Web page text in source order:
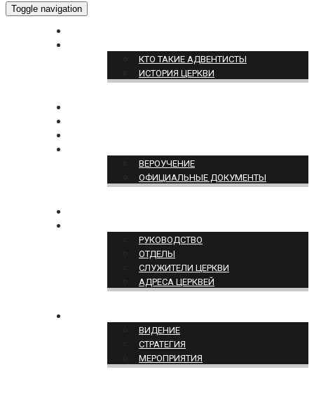
Toggle navigation
КТО ТАКИЕ АДВЕНТИСТЫ
ИСТОРИЯ ЦЕРКВИ
ВЕРОУЧЕНИЕ
ОФИЦИАЛЬНЫЕ ДОКУМЕНТЫ
РУКОВОДСТВО
ОТДЕЛЫ
СЛУЖИТЕЛИ ЦЕРКВИ
АДРЕСА ЦЕРКВЕЙ
ВИДЕНИЕ
СТРАТЕГИЯ
МЕРОПРИЯТИЯ